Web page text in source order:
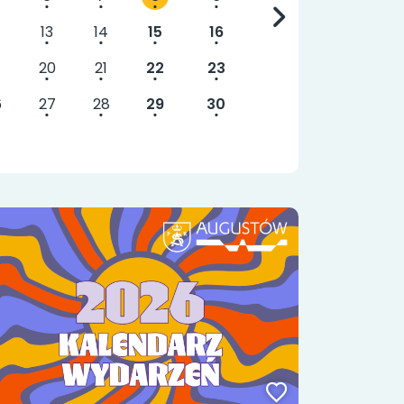
taneczne Spotkanie Festiwal
13 14 15
16
20 21 22
23
27 28 29
30